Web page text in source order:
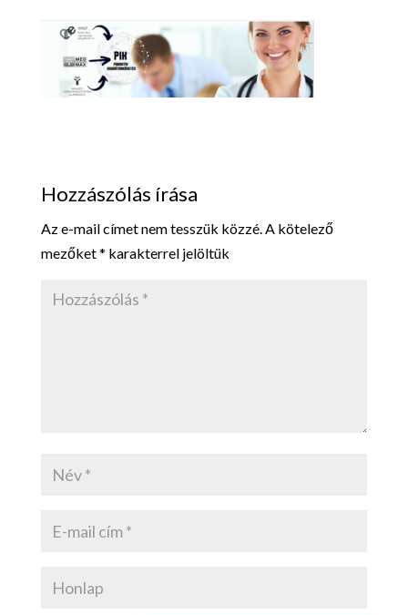
Hozzászólás írása
Az e-mail címet nem tesszük közzé. A kötelező
mezőket* karakterrel jelöltük